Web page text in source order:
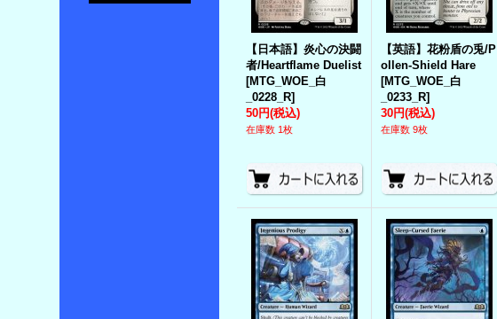
【日本語】炎心の決闘
者/Heartflame Duelist
[MTG_WOE_白
_0228_R]
50円(税込)
在庫数 1枚
【英語】花粉盾の兎/P
ollen-Shield Hare
[MTG_WOE_白
_0233_R]
30円(税込)
在庫数 9枚